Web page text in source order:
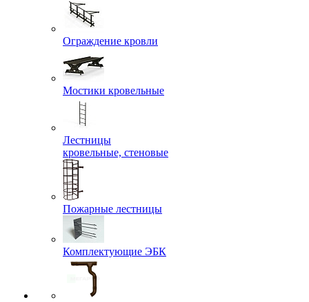
Ограждение кровли
Мостики кровельные
Лестницы
кровельные, стеновые
Пожарные лестницы
Комплектующие ЭБК